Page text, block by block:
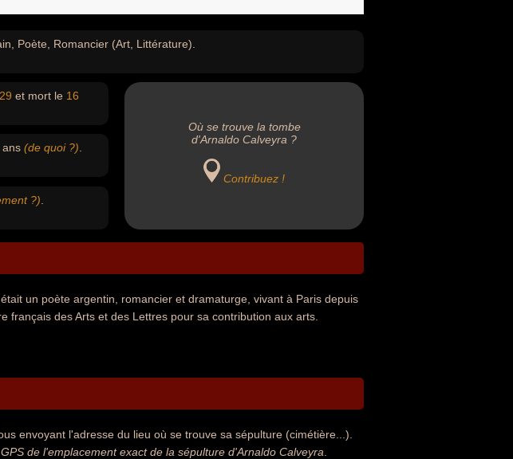
Poète, Romancier (Art, Littérature).
et mort le 16
ans (de quoi ?)
?)
Où se trouve la tombe
d'Arnaldo Calveyra ?
Contribuez !
un poète argentin, romancier et dramaturge, vivant à Paris depuis
français des Arts et des Lettres pour sa contribution aux arts.
envoyant l'adresse du lieu où se trouve sa sépulture (cimétière...).
de l'emplacement exact de la sépulture d'Arnaldo Calveyra